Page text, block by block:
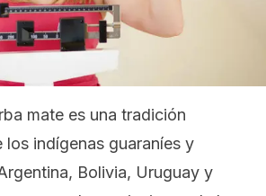
mate es una tradición
los indígenas guaraníes y
Bolivia, Uruguay y